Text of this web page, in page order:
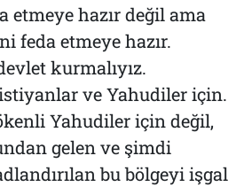
hazır değil ama
feda etmeye hazır.
kurmalıyız.
ve Yahudiler için.
Yahudiler için değil,
gelen ve şimdi
bu bölgeyi işgal